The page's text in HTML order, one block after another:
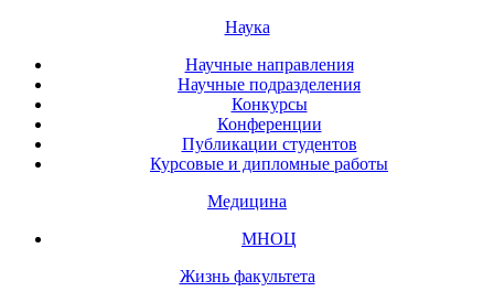
Наука
Научные направления
Научные подразделения
Конкурсы
Конференции
Публикации студентов
Курсовые и дипломные работы
Медицина
МНОЦ
Жизнь факультета